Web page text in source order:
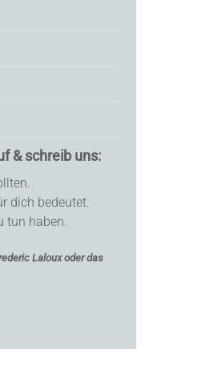
& schreib uns:
dich bedeutet.
tun haben.
Laloux oder das